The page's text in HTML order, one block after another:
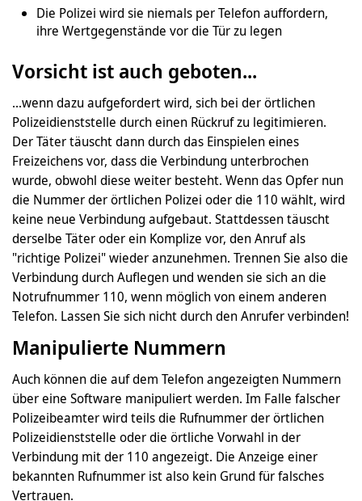
Die Polizei wird sie niemals per Telefon auffordern,
ihre Wertgegenstände vor die Tür zu legen
Vorsicht ist auch geboten...
...wenn dazu aufgefordert wird, sich bei der örtlichen
Polizeidienststelle durch einen Rückruf zu legitimieren.
Der Täter täuscht dann durch das Einspielen eines
Freizeichens vor, dass die Verbindung unterbrochen
wurde, obwohl diese weiter besteht. Wenn das Opfer nun
die Nummer der örtlichen Polizei oder die 110 wählt, wird
keine neue Verbindung aufgebaut. Stattdessen täuscht
derselbe Täter oder ein Komplize vor, den Anruf als
"richtige Polizei" wieder anzunehmen. Trennen Sie also die
Verbindung durch Auflegen und wenden sie sich an die
Notrufnummer 110, wenn möglich von einem anderen
Telefon. Lassen Sie sich nicht durch den Anrufer verbinden!
Manipulierte Nummern
Auch können die auf dem Telefon angezeigten Nummern
über eine Software manipuliert werden. Im Falle falscher
Polizeibeamter wird teils die Rufnummer der örtlichen
Polizeidienststelle oder die örtliche Vorwahl in der
Verbindung mit der 110 angezeigt. Die Anzeige einer
bekannten Rufnummer ist also kein Grund für falsches
Vertrauen.